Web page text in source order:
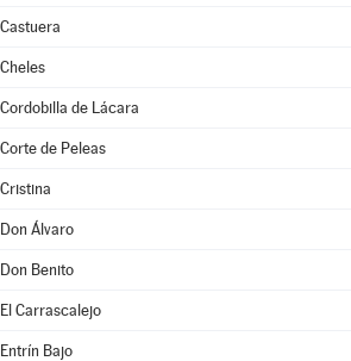
Castuera
Cheles
Cordobilla de Lácara
Corte de Peleas
Cristina
Don Álvaro
Don Benito
El Carrascalejo
Entrín Bajo